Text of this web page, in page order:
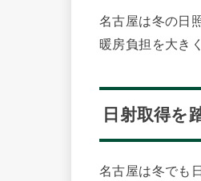
名古屋は冬の日
暖房負担を大き
日射取得を
名古屋は冬でも